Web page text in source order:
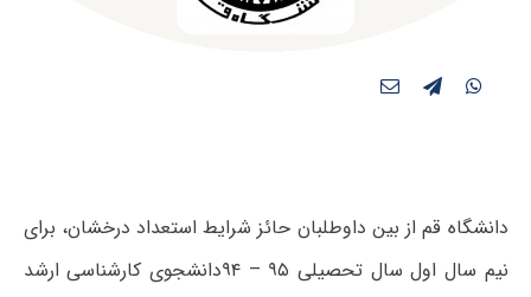
دانشگاه قم از بین داوطلبان حائز شرایط استعداد درخشان، برای
نیم سال اول سال تحصیلی ۹۵ – ۹۴دانشجوی کارشناسی ارشد